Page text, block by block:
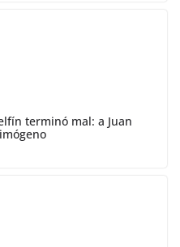
terminó mal: a Juan